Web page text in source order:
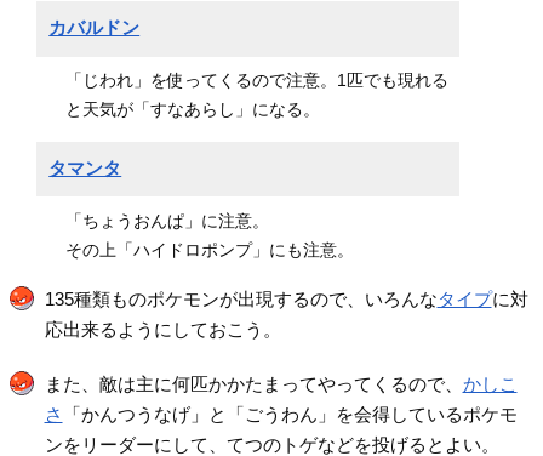
カバルドン
「じわれ」を使ってくるので注意。1匹でも現れる
と天気が「すなあらし」になる。
タマンタ
「ちょうおんぱ」に注意。
その上「ハイドロポンプ」にも注意。
135種類ものポケモンが出現するので、いろんなタイプに対
応出来るようにしておこう。
また、敵は主に何匹かかたまってやってくるので、 かしこ
さ
「かんつうなげ」と「ごうわん」を会得しているポケモ
ンをリーダーにして、てつのトゲなどを投げるとよい。